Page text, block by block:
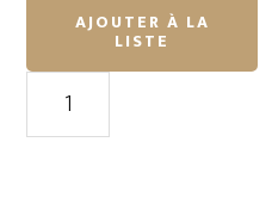
AJOUTER À LA
LISTE
quantité
Splitter